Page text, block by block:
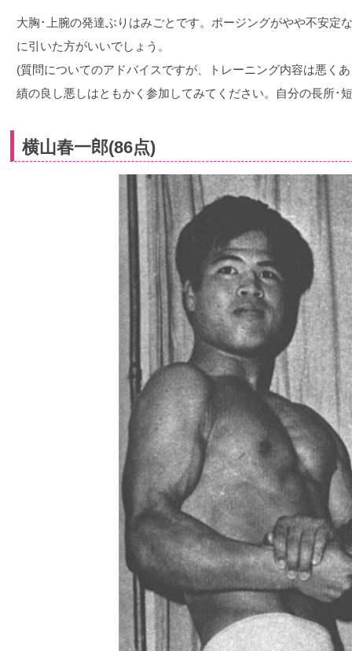
大胸･上腕の発達ぶりはみごとです。ポージングがやや不安定
に引いた方がいいでしょう。
(質問についてのアドバイスですが、トレーニング内容は悪く
績の良し悪しはともかく参加してみてください。自分の長所･
横山春一郎(86点)